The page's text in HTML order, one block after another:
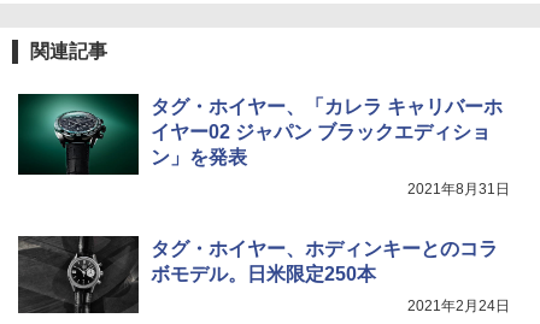
関連記事
タグ・ホイヤー、「カレラ キャリバーホ
イヤー02 ジャパン ブラックエディショ
ン」を発表
2021年8月31日
タグ・ホイヤー、ホディンキーとのコラ
ボモデル。日米限定250本
2021年2月24日